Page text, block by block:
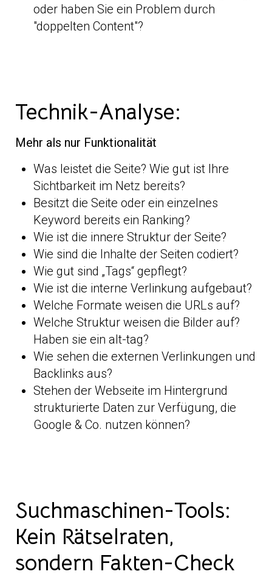
oder haben Sie ein Problem durch
"doppelten Content"?
Technik-Analyse:
Mehr als nur Funktionalität
Was leistet die Seite? Wie gut ist Ihre
Sichtbarkeit im Netz bereits?
Besitzt die Seite oder ein einzelnes
Keyword bereits ein Ranking?
Wie ist die innere Struktur der Seite?
Wie sind die Inhalte der Seiten codiert?
Wie gut sind „Tags“ gepflegt?
Wie ist die interne Verlinkung aufgebaut?
Welche Formate weisen die URLs auf?
Welche Struktur weisen die Bilder auf?
Haben sie ein alt-tag?
Wie sehen die externen Verlinkungen und
Backlinks aus?
Stehen der Webseite im Hintergrund
strukturierte Daten zur Verfügung, die
Google & Co. nutzen können?
Suchmaschinen-Tools:
Kein Rätselraten,
sondern Fakten-Check